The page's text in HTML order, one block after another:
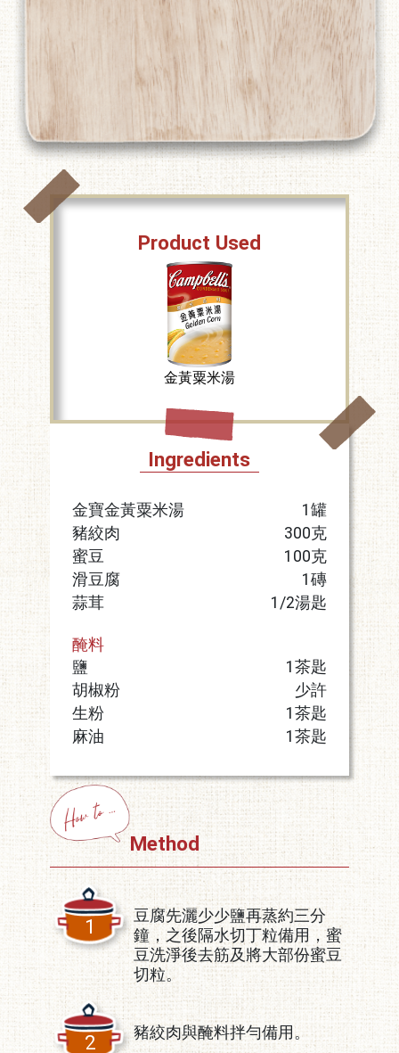
Product Used
金黃粟米湯
Ingredients
金寶金黃粟米湯
1罐
豬絞肉
300克
蜜豆
100克
滑豆腐
1磚
蒜茸
1/2湯匙
醃料
鹽
1茶匙
胡椒粉
少許
生粉
1茶匙
麻油
1茶匙
Method
1
豆腐先灑少少鹽再蒸約三分
鐘，之後隔水切丁粒備用，蜜
豆洗淨後去筋及將大部份蜜豆
切粒。
2 豬絞肉與醃料拌勻備用。